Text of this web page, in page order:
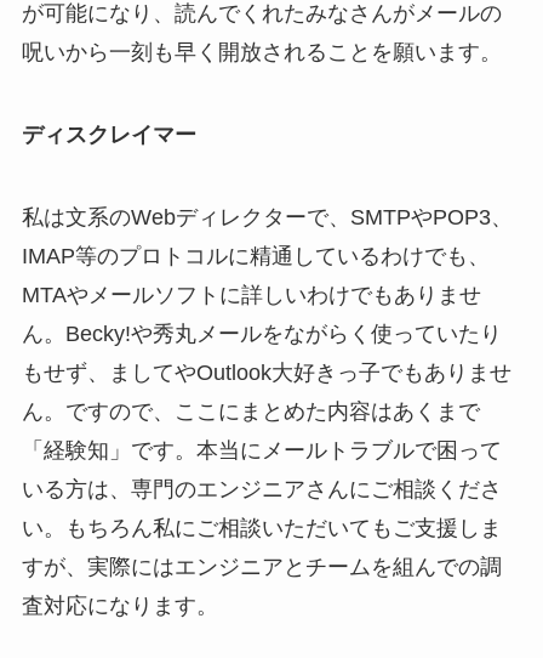
が可能になり、読んでくれたみなさんがメールの
呪いから一刻も早く開放されることを願います。
ディスクレイマー
私は文系のWebディレクターで、SMTPやPOP3、
IMAP等のプロトコルに精通しているわけでも、
MTAやメールソフトに詳しいわけでもありませ
ん。Becky!や秀丸メールをながらく使っていたり
もせず、ましてやOutlook大好きっ子でもありませ
ん。ですので、ここにまとめた内容はあくまで
「経験知」です。本当にメールトラブルで困って
いる方は、専門のエンジニアさんにご相談くださ
い。もちろん私にご相談いただいてもご支援しま
すが、実際にはエンジニアとチームを組んでの調
査対応になります。